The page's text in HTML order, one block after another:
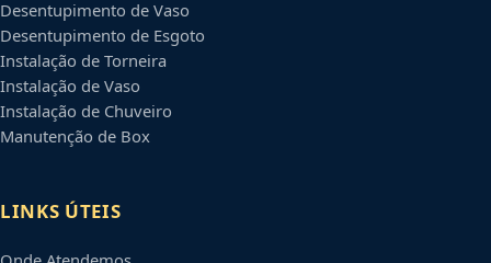
Desentupimento de Vaso
Desentupimento de Esgoto
Instalação de Torneira
Instalação de Vaso
Instalação de Chuveiro
Manutenção de Box
LINKS ÚTEIS